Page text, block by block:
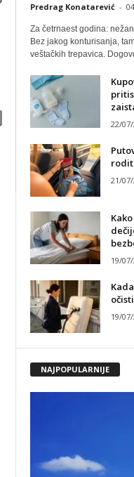
Predrag Konatarević -
Za četrnaest godina:
Bez jakog konturisanja,
veštačkih trepavica.
22/
21/
19/
19/
NAJPOPULARNIJE